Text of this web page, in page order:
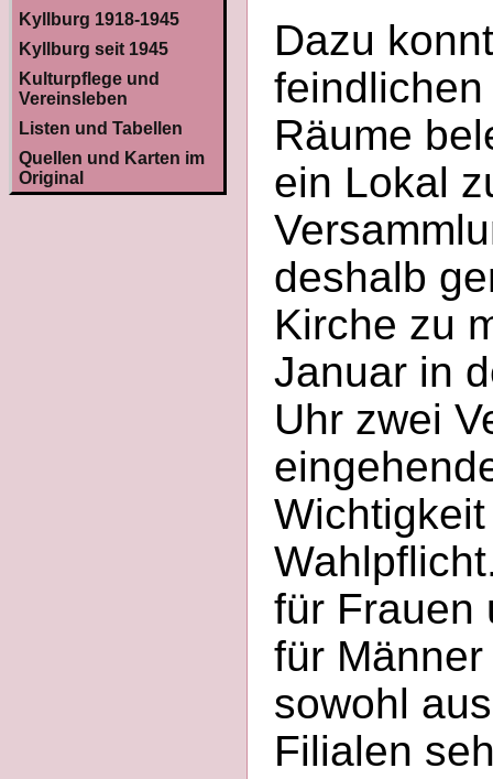
Kyllburg 1918-1945
Kyllburg seit 1945
Kulturpflege und
Vereinsleben
Listen und Tabellen
Quellen und Karten im
Original
Dazu
Räume
ein Lokal
deshalb
Kirche zu
Januar in
Uhr zwei
für Frauen
für
sowohl
Filialen